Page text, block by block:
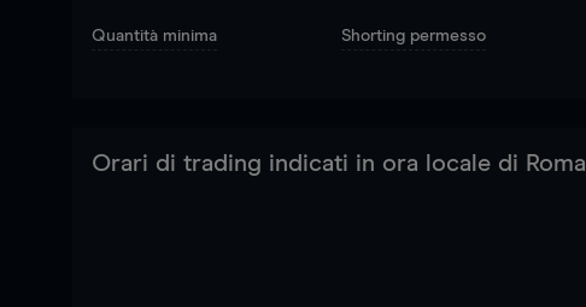
Quantità minima Shorting permesso
Orari di trading indicati in ora locale di Roma